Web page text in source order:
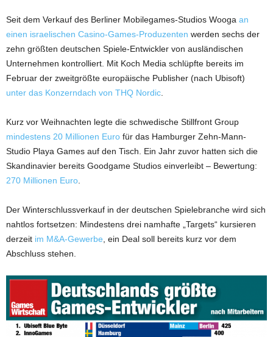
Seit dem Verkauf des Berliner Mobilegames-Studios Wooga an
einen israelischen Casino-Games-Produzenten werden sechs der
zehn größten deutschen Spiele-Entwickler von ausländischen
Unternehmen kontrolliert. Mit Koch Media schlüpfte bereits im
Februar der zweitgrößte europäische Publisher (nach Ubisoft)
unter das Konzerndach von THQ Nordic
Kurz vor Weihnachten legte die schwedische Stillfront Group
mindestens 20 Millionen Euro für das Hamburger Zehn-Mann-
Studio Playa Games auf den Tisch. Ein Jahr zuvor hatten sich die
Skandinavier bereits Goodgame Studios einverleibt – Bewertung:
270 Millionen Euro
Der Winterschlussverkauf in der deutschen Spielebranche wird sich
nahtlos fortsetzen: Mindestens drei namhafte „Targets“ kursieren
derzeit im M&A-Gewerbe , ein Deal soll bereits kurz vor dem
Abschluss stehen.